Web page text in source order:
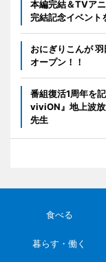
本編完結＆TVア
完結記念イベン
おにぎりこんが
オープン！！
番組復活1周年を
viviON』地上波放
先生
食べる
暮らす・働く